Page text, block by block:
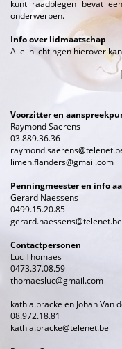
kunt raadplegen bevat
onderwerpen.
Info over lidmaatschap
Alle inlichtingen hierover
Voorzitter en
Raymond Saerens
03.889.36.36
limen.flanders@gmail.com
Penningmeester en info
Gerard Naessens
0499.15.20.85
gerard.naessens@telenet.be
Contactpersonen
Luc Thomaes
0473.37.08.59
thomaesluc@gmail.com
kathia.bracke en Johan Van
08.972.18.81
kathia.bracke@telenet.be